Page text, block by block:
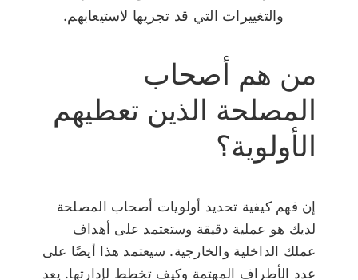
والتغييرات التي قد تجريها لاستيعابهم.
من هم أصحاب
المصلحة الذين تعطيهم
الأولوية؟
إن فهم كيفية تحديد أولويات أصحاب المصلحة
لديك هو عملية دقيقة وستعتمد على أهداف
عملك الداخلية والخارجية. سيعتمد هذا أيضًا على
عدد الأطراف المهتمة وكيف تخطط لإدارتها. يعد